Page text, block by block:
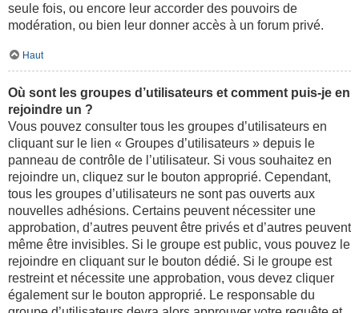
seule fois, ou encore leur accorder des pouvoirs de
modération, ou bien leur donner accès à un forum privé.
Haut
Où sont les groupes d’utilisateurs et comment puis-je en
rejoindre un ?
Vous pouvez consulter tous les groupes d’utilisateurs en
cliquant sur le lien « Groupes d’utilisateurs » depuis le
panneau de contrôle de l’utilisateur. Si vous souhaitez en
rejoindre un, cliquez sur le bouton approprié. Cependant,
tous les groupes d’utilisateurs ne sont pas ouverts aux
nouvelles adhésions. Certains peuvent nécessiter une
approbation, d’autres peuvent être privés et d’autres peuvent
même être invisibles. Si le groupe est public, vous pouvez le
rejoindre en cliquant sur le bouton dédié. Si le groupe est
restreint et nécessite une approbation, vous devez cliquer
également sur le bouton approprié. Le responsable du